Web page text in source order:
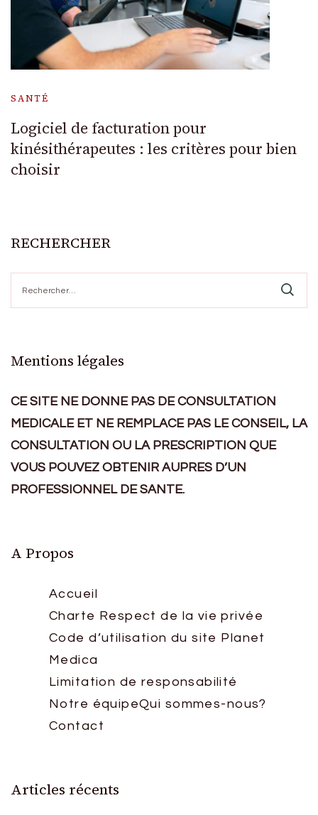
SANTÉ
Logiciel de facturation pour
kinésithérapeutes : les critères pour bien
choisir
RECHERCHER
Mentions légales
CE SITE NE DONNE PAS DE CONSULTATION
MEDICALE ET NE REMPLACE PAS LE CONSEIL, LA
CONSULTATION OU LA PRESCRIPTION QUE
VOUS POUVEZ OBTENIR AUPRES D’UN
PROFESSIONNEL DE SANTE.
A Propos
Accueil
Charte Respect de la vie privée
Code d’utilisation du site Planet
Medica
Limitation de responsabilité
Notre équipeQui sommes-nous?
Contact
Articles récents